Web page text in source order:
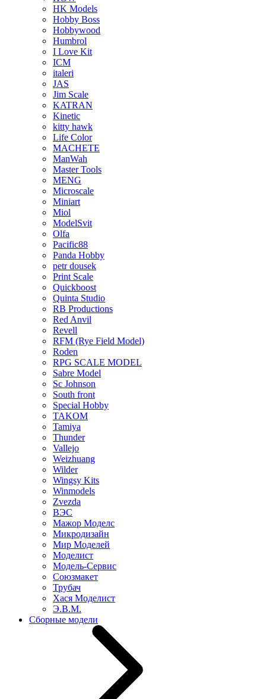
HK Models
Hobby Boss
Hobbywood
Humbrol
I Love Kit
ICM
italeri
JAS
Jim Scale
KATRAN
Kinetic
kitty hawk
Life Color
MACHETE
ManWah
Master Tools
MENG
Microscale
Miniart
Miol
ModelSvit
Olfa
Pacific88
Panda Hobby
petr dousek
Print Scale
Quickboost
Quinta Studio
RB Productions
Red Anvil
Revell
RFM (Rye Field Model)
Roden
RPG SCALE MODEL
Sabre Model
Sc Johnson
South front
Special Hobby
TAKOM
Tamiya
Thunder
Vallejo
Weizhuang
Wilder
Wingsy Kits
Winmodels
Zvezda
ВЭС
Мажор Моделс
Микродизайн
Мир Моделей
Моделист
Модель-Сервис
Союзмакет
Трубач
Хася Моделист
Э.В.М.
Сборные модели